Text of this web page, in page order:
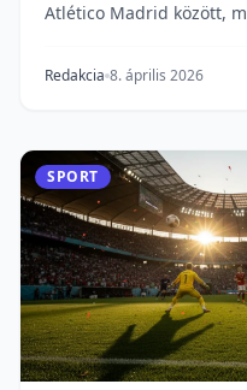
Atlético Madrid között,
Redakcia 8. április 2026
SPORT